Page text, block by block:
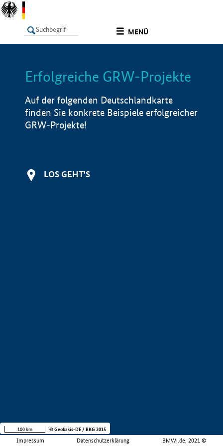
MENÜ
LISTE Info
Erfolgreiche GRW-Projekte
Auf der folgenden Deutschlandkarte
finden Sie konkrete Beispiele erfolgreicher
GRW-Projekte!
LOS GEHT'S
Impressum Datenschutzerklärung BMWi.de, 2021 ©
100 km © Geobasis-DE / BKG 2015